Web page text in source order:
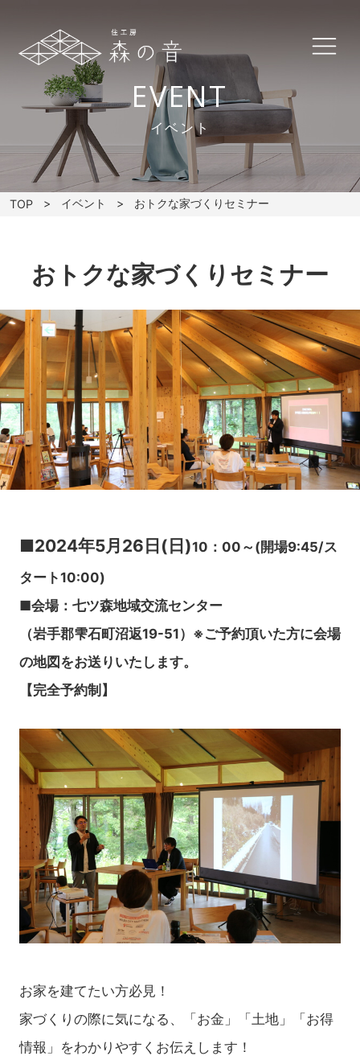
EVENT
イベント
TOP イベント おトクな家づくりセミナー
おトクな家づくりセミナー
■2024年5月26日(日)10：00～(開場9:45/ス
タート10:00)
■会場：七ツ森地域交流センター
（岩手郡雫石町沼返19-51）※ご予約頂いた方に会場
の地図をお送りいたします。
【完全予約制】
お家を建てたい方必見！
家づくりの際に気になる、「お金」「土地」「お得
情報」をわかりやすくお伝えします！